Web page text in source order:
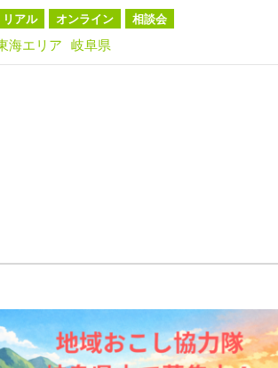
リアル オンライン 相談会
海エリア 岐阜県